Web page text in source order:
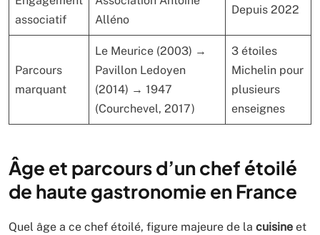
associatif
Alléno
Depuis 2022
Parcours
marquant
Le Meurice (2003) →
Pavillon Ledoyen
(2014) → 1947
(Courchevel, 2017)
3 étoiles
Michelin pour
plusieurs
enseignes
Âge et parcours d’un chef étoilé
de haute gastronomie en France
Quel âge a ce chef étoilé, figure majeure de la cuisine et